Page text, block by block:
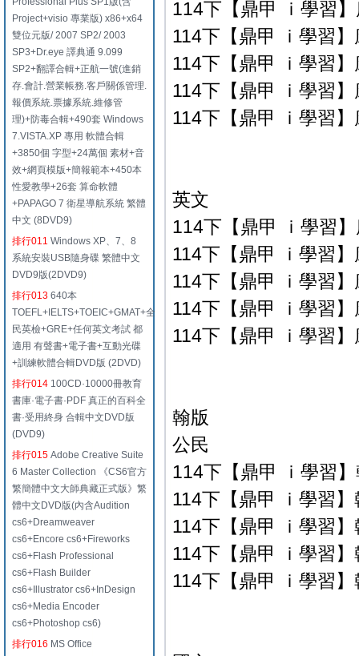
Project+visio 專業版) x86+x64
雙位元版/ 2007 SP2/ 2003
SP3+Dr.eye 譯典通 9.099
SP2+翻譯合輯+正航一號(進銷
存.會計.營業帳務.客戶關係管理.
報價系統.票據系統.維修管
理)+防毒合輯+490套 Windows
7.VISTA.XP 專用 軟體合輯
+3850個 字型+24萬個 素材+音
效+網頁模版+簡報範本+450本
性愛教學+26套 算命軟體
+PAPAGO 7 衛星導航系統 繁體
中文 (8DVD9)
排行011 Windows XP、7、8
系統安裝USB隨身碟 繁體中文
DVD9版(2DVD9)
排行013 640本
TOEFL+IELTS+TOEIC+GMAT+全
民英檢+GRE+任何英文考試 都
適用 有聲書+電子書+互動光碟
+訓練軟體合輯DVD版 (2DVD)
排行014 100CD·10000冊教育
書庫·電子書·PDF 真正的百科全
書·受用終身 合輯中文DVD版
(DVD9)
排行015 Adobe Creative Suite
6 Master Collection 《CS6官方
繁簡體中文大師典藏正式版》繁
體中文DVD版(內含Audition
cs6+Dreamweaver
cs6+Encore cs6+Fireworks
cs6+Flash Professional
cs6+Flash Builder
cs6+Illustrator cs6+InDesign
cs6+Media Encoder
cs6+Photoshop cs6)
排行016 MS Office
114下【鼎甲 ｉ學習
114下【鼎甲 ｉ學習
114下【鼎甲 ｉ學習
114下【鼎甲 ｉ學習
114下【鼎甲 ｉ學習
英文
114下【鼎甲 ｉ學習
114下【鼎甲 ｉ學習
114下【鼎甲 ｉ學習
114下【鼎甲 ｉ學習
114下【鼎甲 ｉ學習
翰版
公民
114下【鼎甲 ｉ學習
114下【鼎甲 ｉ學習
114下【鼎甲 ｉ學習
114下【鼎甲 ｉ學習
114下【鼎甲 ｉ學習